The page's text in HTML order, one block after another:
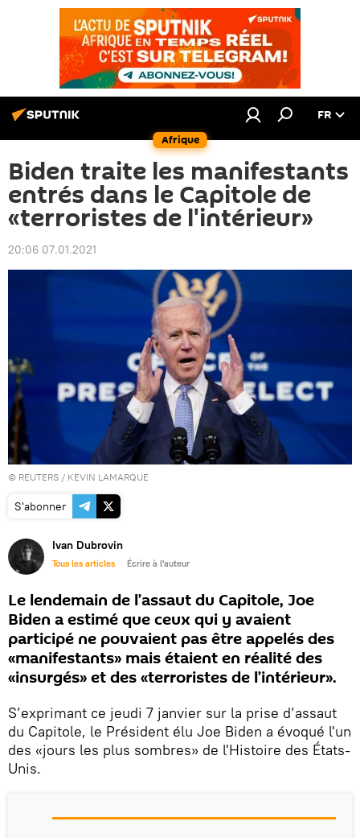
Afrique
FR
Biden traite les manifestants
entrés dans le Capitole de
«terroristes de l'intérieur»
20:06 07.01.2021
© REUTERS / KEVIN LAMARQUE
S'abonner
Ivan Dubrovin
Tous les articles Écrire à l'auteur
Le lendemain de l’assaut du Capitole, Joe
Biden a estimé que ceux qui y avaient
participé ne pouvaient pas être appelés des
«manifestants» mais étaient en réalité des
«insurgés» et des «terroristes de l’intérieur».
S’exprimant ce jeudi 7 janvier sur la prise d’assaut
du Capitole, le Président élu Joe Biden a évoqué l'un
des «jours les plus sombres» de l'Histoire des États-
Unis.